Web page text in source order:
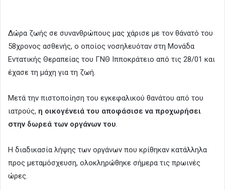
Δώρα ζωής σε συνανθρώπους μας χάρισε με τον θάνατό του
58χρονος ασθενής, ο οποίος νοσηλευόταν στη Μονάδα
Εντατικής Θεραπείας του ΓΝΘ Ιπποκράτειο από τις 28/01 και
έχασε τη μάχη για τη ζωή.
Μετά την πιστοποίηση του εγκεφαλικού θανάτου από του
ιατρούς, η οικογένειά του αποφάσισε να προχωρήσει
στην δωρεά των οργάνων του.
Η διαδικασία λήψης των οργάνων που κρίθηκαν κατάλληλα
προς μεταμόσχευση, ολοκληρώθηκε σήμερα τις πρωινές
ώρες.